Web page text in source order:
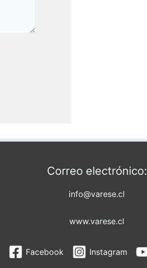
Correo electrónico:
info@varese.cl
www.varese.cl
Facebook Instagram